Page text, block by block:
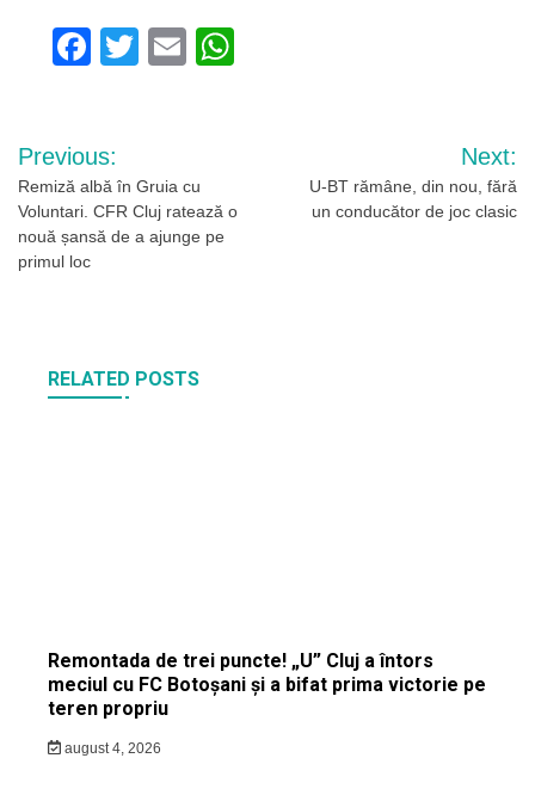
Facebook
Twitter
Email
Navigare
în
articole
Previous:
Remiză albă în Gruia cu
Voluntari. CFR Cluj ratează o
nouă șansă de a ajunge pe
primul loc
Next:
U-BT rămâne, din nou, fără
un conducător de joc clasic
RELATED POSTS
Remontada de trei puncte! „U” Cluj a întors
meciul cu FC Botoșani și a bifat prima victorie pe
teren propriu
august 4, 2026